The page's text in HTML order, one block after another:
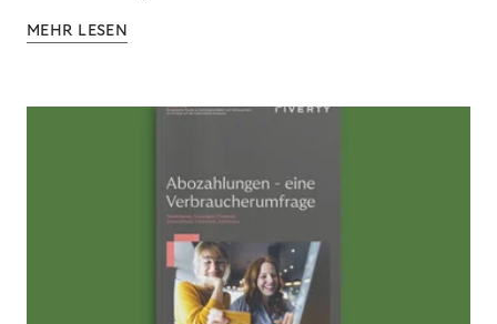
MEHR LESEN